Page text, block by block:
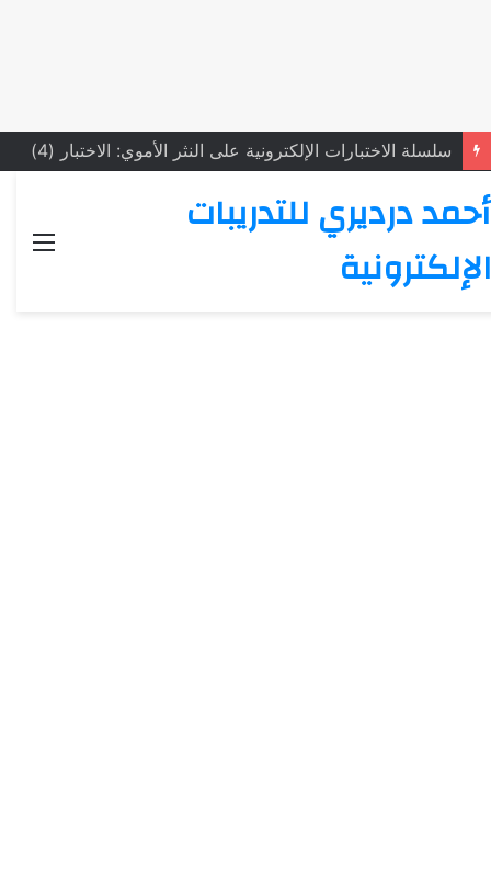
سلسلة الاختبارات الإلكترونية على النثر الأموي: الاختبار (4)
أحمد درديري للتدريبات
الإلكترونية